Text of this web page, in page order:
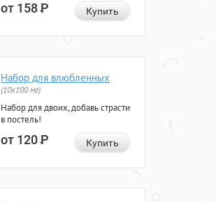
от 158Р Купить
Набор для влюбленных
(10х100 мг)
Набор для двоих, добавь страсти
в постель!
от 120Р Купить